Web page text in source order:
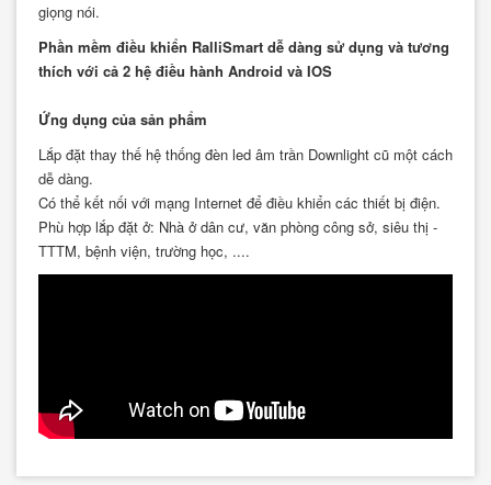
giọng nói.
Phần mềm điều khiển RalliSmart dễ dàng sử dụng và tương
thích với cả 2 hệ điều hành Android và IOS
Ứng dụng của sản phẩm
Lắp đặt thay thế hệ thống đèn led âm trần Downlight cũ một cách
dễ dàng.
Có thể kết nối với mạng Internet để điều khiển các thiết bị điện.
Phù hợp lắp đặt ở: Nhà ở dân cư, văn phòng công sở, siêu thị -
TTTM, bệnh viện, trường học, ....